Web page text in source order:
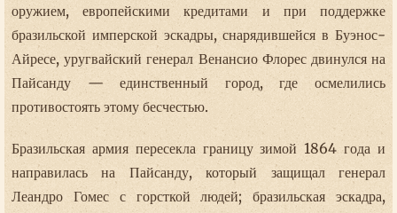
оружием, европейскими кредитами и при поддержке
бразильской имперской эскадры, снарядившейся в Буэнос-
Айресе, уругвайский генерал Венансио Флорес двинулся на
Пайсанду — единственный город, где осмелились
противостоять этому бесчестью.
Бразильская армия пересекла границу зимой 1864 года и
направилась на Пайсанду, который защищал генерал
Леандро Гомес с горсткой людей; бразильская эскадра,